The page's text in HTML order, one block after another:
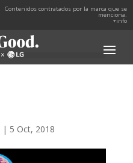
Contenidos contratados por la marca que se
menciona.
+info
| 5 Oct, 2018